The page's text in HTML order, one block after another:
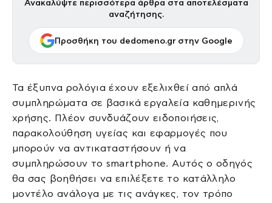
Ανακαλύψτε περισσότερα άρθρα στα αποτελέσματα
αναζήτησης.
Προσθήκη του dedomeno.gr στην Google
Τα έξυπνα ρολόγια έχουν εξελιχθεί από απλά
συμπληρώματα σε βασικά εργαλεία καθημερινής
χρήσης. Πλέον συνδυάζουν ειδοποιήσεις,
παρακολούθηση υγείας και εφαρμογές που
μπορούν να αντικαταστήσουν ή να
συμπληρώσουν το smartphone. Αυτός ο οδηγός
θα σας βοηθήσει να επιλέξετε το κατάλληλο
μοντέλο ανάλογα με τις ανάγκες, τον τρόπο